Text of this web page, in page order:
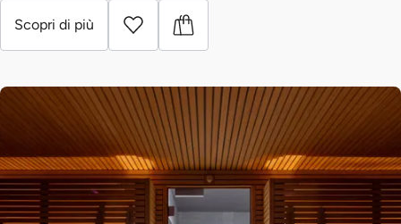
Scopri di più